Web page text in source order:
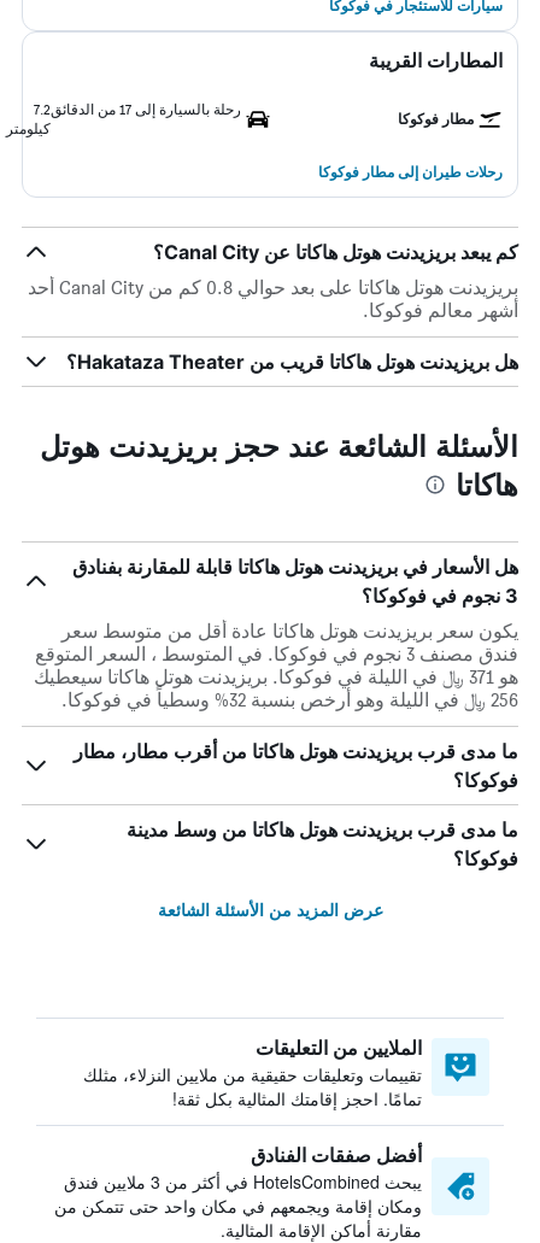
سيارات للاستئجار في فوكوكا
المطارات القريبة
مطار فوكوكا
رحلة بالسيارة إلى 17 من الدقائق
7.2
كيلومتر
رحلات طيران إلى مطار فوكوكا
كم يبعد بريزيدنت هوتل هاكاتا عن Canal City؟
بريزيدنت هوتل هاكاتا على بعد حوالي 0.8 كم من Canal City أحد
أشهر معالم فوكوكا.
هل بريزيدنت هوتل هاكاتا قريب من Hakataza Theater؟
الأسئلة الشائعة عند حجز بريزيدنت هوتل
هاكاتا
هل الأسعار في بريزيدنت هوتل هاكاتا قابلة للمقارنة بفنادق
3 نجوم في فوكوكا؟
يكون سعر بريزيدنت هوتل هاكاتا عادة أقل من متوسط ​​سعر
فندق مصنف 3 نجوم في فوكوكا. في المتوسط ، السعر المتوقع
هو 371 ﷼ في الليلة في فوكوكا. بريزيدنت هوتل هاكاتا سيعطيك
256 ﷼ في الليلة وهو أرخص بنسبة 32% وسطياً في فوكوكا.
ما مدى قرب بريزيدنت هوتل هاكاتا من أقرب مطار، مطار
فوكوكا؟
ما مدى قرب بريزيدنت هوتل هاكاتا من وسط مدينة
فوكوكا؟
عرض المزيد من الأسئلة الشائعة
الملايين من التعليقات
تقييمات وتعليقات حقيقية من ملايين النزلاء، مثلك
تمامًا. احجز إقامتك المثالية بكل ثقة!
أفضل صفقات الفنادق
يبحث HotelsCombined في أكثر من 3 ملايين فندق
ومكان إقامة ويجمعهم في مكان واحد حتى تتمكن من
مقارنة أماكن الإقامة المثالية.